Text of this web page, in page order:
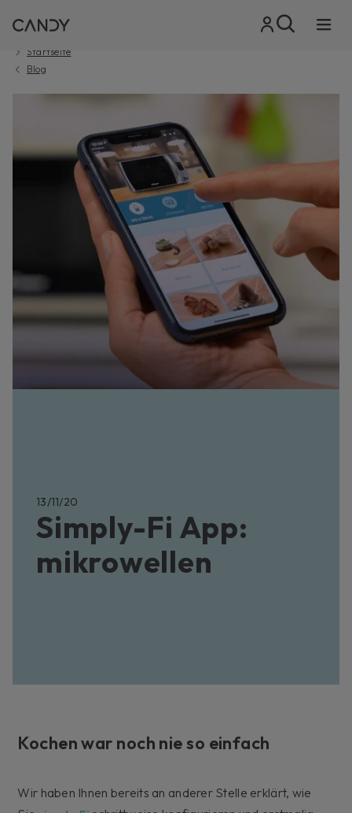
Startseite
Blog
13/11/20
Simply-Fi App:
mikrowellen
Kochen war noch nie so einfach
Wir haben Ihnen bereits an anderer Stelle erklärt, wie